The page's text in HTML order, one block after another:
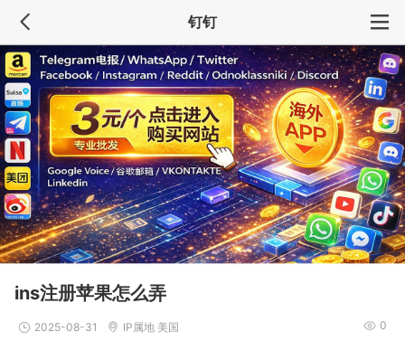
钉钉
ins注册苹果怎么弄
2025-08-31 IP属地 美国 0